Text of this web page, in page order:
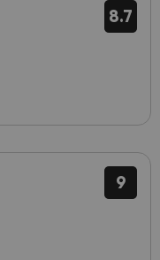
8.7
9